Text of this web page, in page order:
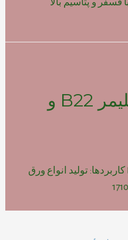
پودر فوم دهنده پلیمر B22 و
پودر فوم دهنده پلیمر B22 وB21 کاربردها: تولید انواع ورق